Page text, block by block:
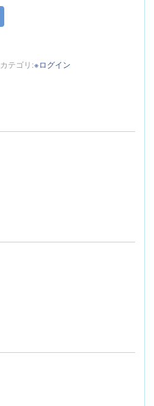
カテゴリ:※ログイン